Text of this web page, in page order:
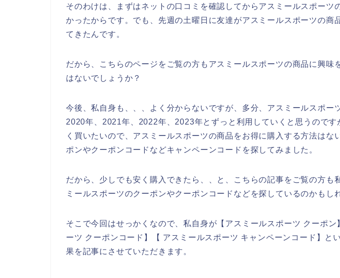
そのわけは、まずはネットの口コミを確認してからアスミールスポーツ
かったからです。でも、先週の土曜日に友達がアスミールスポーツの商
てきたんです。
だから、こちらのページをご覧の方もアスミールスポーツの商品に興味
はないでしょうか？
今後、私自身も、、、よく分からないですが、多分、アスミールスポー
2020年、2021年、2022年、2023年とずっと利用していくと思うのです
く買いたいので、アスミールスポーツの商品をお得に購入する方法はな
ポンやクーポンコードなどキャンペーンコードを探してみました。
だから、少しでも安く購入できたら、、と、こちらの記事をご覧の方も
ミールスポーツのクーポンやクーポンコードなどを探しているのかもし
そこで今回はせっかくなので、私自身が【アスミールスポーツ クーポン
ーツ クーポンコード】【 アスミールスポーツ キャンペーンコード】と
果を記事にさせていただきます。